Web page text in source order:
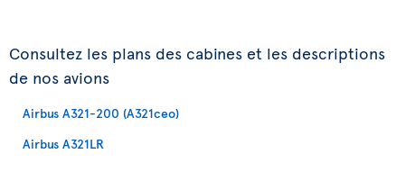
Consultez les plans des cabines et les descriptions
de nos avions
Airbus A321-200 (A321ceo)
Airbus A321LR